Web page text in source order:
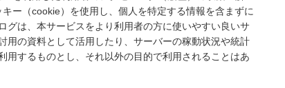
ー（cookie）を使用し、個人を特定する情報を含まずに
グは、本サービスをより利用者の方に使いやすい良いサ
用の資料として活用したり、サーバーの稼動状況や統計
用するものとし、それ以外の目的で利用されることはあ